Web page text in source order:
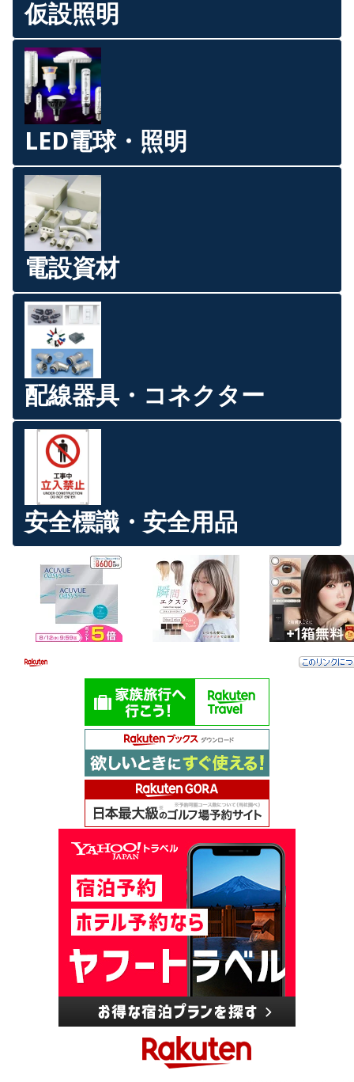
仮設照明
LED電球・照明
電設資材
配線器具・コネクター
安全標識・安全用品